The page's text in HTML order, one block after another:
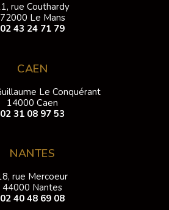
rue Couthardy
72000 Le Mans
02 43 24 71 79
CAEN
Le Conquérant
14000 Caen
02 31 08 97 53
NANTES
rue Mercoeur
44000 Nantes
02 40 48 69 08